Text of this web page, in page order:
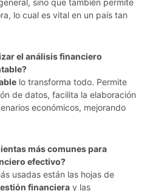
sino que también permite
lo cual es vital en un país tan
el análisis financiero
lo transforma todo. Permite
de datos, facilita la elaboración
económicos, mejorando
más comunes para
efectivo?
usadas están las hojas de
financiera y las